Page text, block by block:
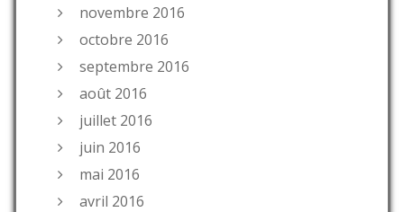
novembre 2016
octobre 2016
septembre 2016
août 2016
juillet 2016
juin 2016
mai 2016
avril 2016